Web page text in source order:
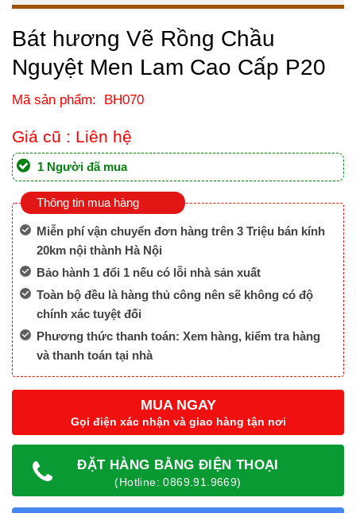
Bát hương Vẽ Rồng Chầu
Nguyệt Men Lam Cao Cấp P20
Mã sản phẩm: BH070
Giá cũ : Liên hệ
1 Người đã mua
Thông tin mua hàng
Miễn phí vận chuyển đơn hàng trên 3 Triệu bán kính
20km nội thành Hà Nội
Bảo hành 1 đổi 1 nếu có lỗi nhà sản xuất
Toàn bộ đều là hàng thủ công nên sẽ không có độ
chính xác tuyệt đối
Phương thức thanh toán: Xem hàng, kiểm tra hàng
và thanh toán tại nhà
MUA NGAY
Gọi điện xác nhận và giao hàng tận nơi
ĐẶT HÀNG BẰNG ĐIỆN THOẠI
(Hotline: 0869.91.9669)